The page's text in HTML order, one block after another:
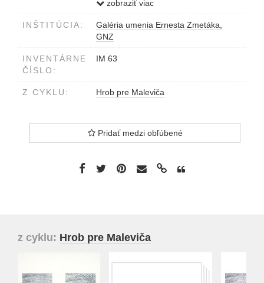
1995 - 2007
zobraziť viac
INŠTITÚCIA:
Galéria umenia Ernesta Zmetáka,
GNZ
INVENTÁRNE
ČÍSLO:
IM 63
Z CYKLU: Hrob pre Maleviča
Pridať medzi obľúbené
z cyklu: Hrob pre Maleviča